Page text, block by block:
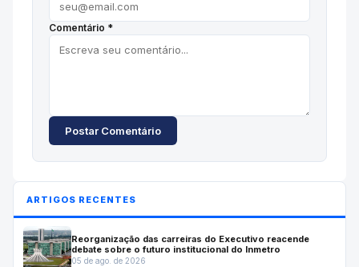
Comentário *
Postar Comentário
ARTIGOS RECENTES
Reorganização das carreiras do Executivo reacende
debate sobre o futuro institucional do Inmetro
05 de ago. de 2026